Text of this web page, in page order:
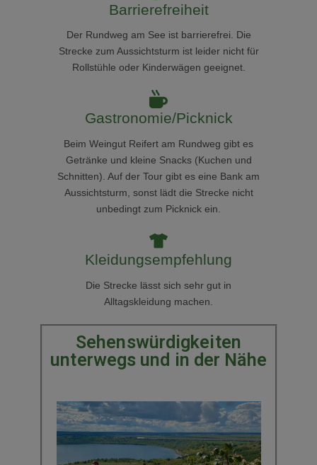
Barrierefreiheit
Der Rundweg am See ist barrierefrei. Die
Strecke zum Aussichtsturm ist leider nicht für
Rollstühle oder Kinderwägen geeignet.
Gastronomie/Picknick
Beim Weingut Reifert am Rundweg gibt es
Getränke und kleine Snacks (Kuchen und
Schnitten). Auf der Tour gibt es eine Bank am
Aussichtsturm, sonst lädt die Strecke nicht
unbedingt zum Picknick ein.
Kleidungsempfehlung
Die Strecke lässt sich sehr gut in
Alltagskleidung machen.
Sehenswürdigkeiten
unterwegs und in der Nähe